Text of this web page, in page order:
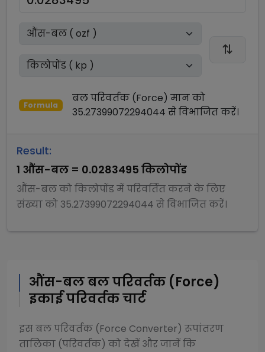
Formula
बल परिवर्तक (Force) मान को
35.27399072294044 सेविभाजितकरें।
Result:
1 औंस-बल = 0.0283495 किलोपोंड
औंस-बलकोकिलोपोंडमें परिवर्तित करने के लिए
संख्या को 35.27399072294044 सेविभाजितकरें।
औंस-बलबल परिवर्तक (Force)
इकाई परिवर्तक चार्ट
इसबल परिवर्तक (Force Converter) रूपांतरण
तालिका (परिवर्तक) को देखें और जानें कि